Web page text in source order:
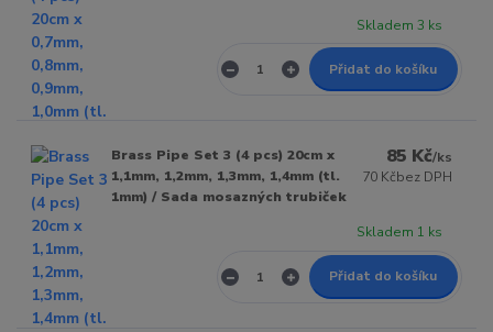
Skladem 3 ks
Přidat do košíku
Brass Pipe Set 3 (4 pcs) 20cm x
1,1mm, 1,2mm, 1,3mm, 1,4mm (tl.
1mm) / Sada mosazných trubiček
85 Kč/ks
70 Kčbez DPH
Skladem 1 ks
Přidat do košíku